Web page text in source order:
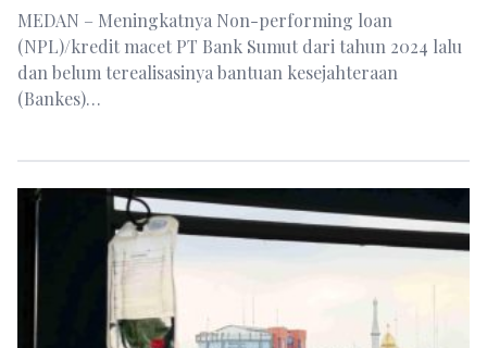
MEDAN – Meningkatnya Non-performing loan
(NPL)/kredit macet PT Bank Sumut dari tahun 2024 lalu
dan belum terealisasinya bantuan kesejahteraan
(Bankes)…